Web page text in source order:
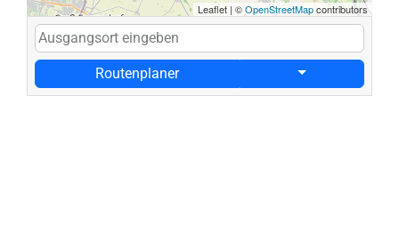
Leaflet | ©OpenStreetMapcontributors
Routenplaner